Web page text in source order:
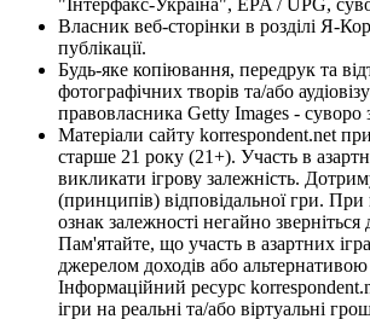
Власник веб-сторінки в розділі Я-
публікації.
Будь-яке копіювання, передрук та
фотографічних творів та/або
правовласника Getty Images - суворо
Матеріали сайту korrespondent.net
старше 21 року (21+). Участь в
викликати ігрову залежність.
(принципів) відповідальної гри.
ознак залежності негайно зверніться
Пам'ятайте, що участь в азартних
джерелом доходів або альтернативою
Інформаційний ресурс
ігри на реальні та/або віртуальні